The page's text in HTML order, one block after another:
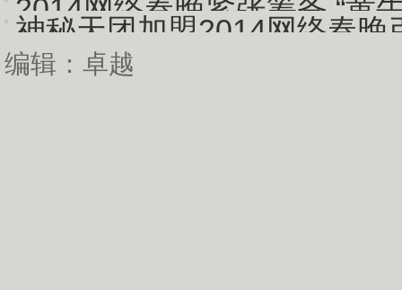
2014网络春晚紧张筹备 “黄
神秘天团加盟2014网络春晚
编辑：卓越